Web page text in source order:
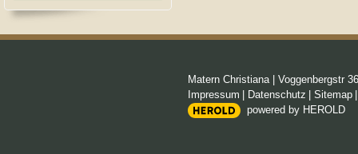
Matern Christiana| Voggenbergstr 36
Impressum
Datenschutz Sitemap
powered by HEROLD